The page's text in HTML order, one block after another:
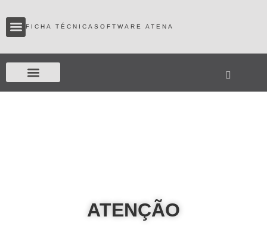
FICHA TÉCNICA SOFTWARE ATENA
ATENÇÃO